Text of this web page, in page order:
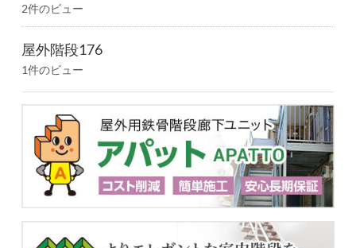
2件のビュー
屋外階段176
1件のビュー